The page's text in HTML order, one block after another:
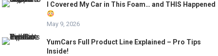
I Covered My Car in This Foam… and THIS Happened
May 9, 2026
YumCars Full Product Line Explained – Pro Tips
Inside!